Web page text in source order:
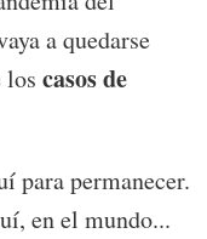
a quedarse
los casos de
para permanecer.
en el mundo...